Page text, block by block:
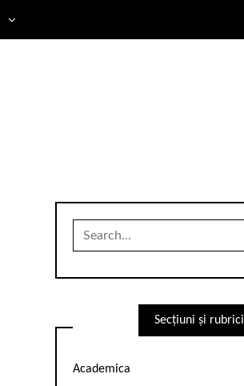
Secțiuni și rubrici
Academica